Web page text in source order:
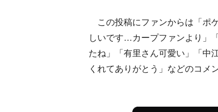
この投稿にファンからは「ポ
しいです…カープファンより」
たね」「有里さん可愛い」「中
くれてありがとう」などのコメ